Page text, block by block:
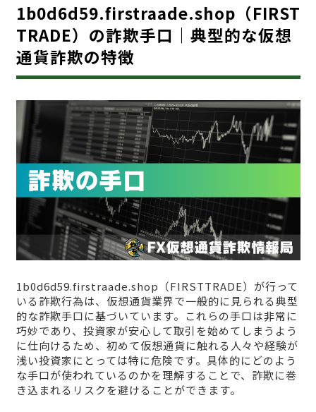
1b0d6d59.firstraade.shop（FIRST
TRADE）の詐欺手口｜典型的な仮想
通貨詐欺の特徴
1b0d6d59.firstraade.shop（FIRSTTRADE）が行って
いる詐欺行為は、仮想通貨業界で一般的に見られる典型
的な詐欺手口に基づいています。これらの手口は非常に
巧妙であり、投資家が安心して取引を始めてしまうよう
に仕向けるため、初めて仮想通貨に触れる人々や経験が
浅い投資家にとっては特に危険です。具体的にどのよう
な手口が使われているのかを理解することで、詐欺に巻
き込まれるリスクを避けることができます。